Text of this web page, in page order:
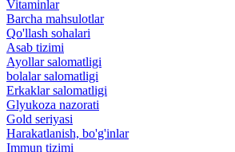
Vitaminlar
Barcha mahsulotlar
Qo'llash sohalari
Asab tizimi
Ayollar salomatligi
bolalar salomatligi
Erkaklar salomatligi
Glyukoza nazorati
Gold seriyasi
Harakatlanish, bo'g'inlar
Immun tizimi